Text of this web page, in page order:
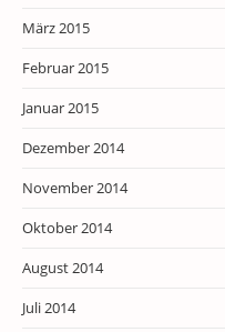
März 2015
Februar 2015
Januar 2015
Dezember 2014
November 2014
Oktober 2014
August 2014
Juli 2014